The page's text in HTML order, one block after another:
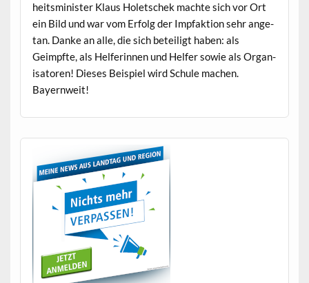
heitsmin­is­ter Klaus Holetschek machte sich vor Ort
ein Bild und war vom Erfolg der Imp­fak­tion sehr ange­
tan. Danke an alle, die sich beteiligt haben: als
Geimpfte, als Helferin­nen und Helfer sowie als Organ­
isatoren! Dieses Beispiel wird Schule machen.
Bayernweit!